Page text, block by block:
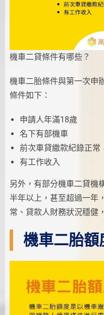
機車二貸條件有哪些？
機車二胎條件與第一次申
條件如下：
申請人年滿18歲
名下有部機車
前次車貸繳款紀錄正常
有工作收入
另外，有部分機車二貸機
半年以上，甚至超過一年
常、貸款人財務狀況穩健
機車二胎額